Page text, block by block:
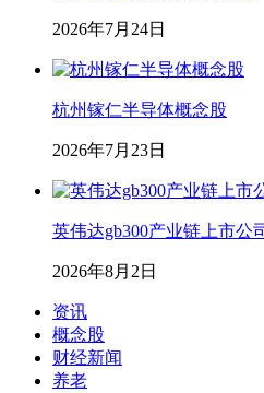
2026年7月24日
杭州镓仁半导体概念股
2026年7月23日
英伟达gb300产业链上市公
2026年8月2日
资讯
概念股
财经新闻
养老